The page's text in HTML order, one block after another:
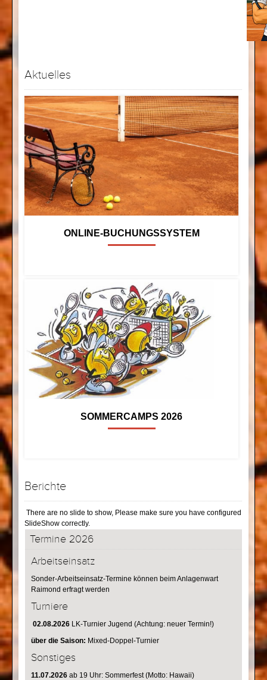
Aktuelles
ONLINE-BUCHUNGSSYSTEM
SOMMERCAMPS 2026
Berichte
There are no slide to show, Please make sure you have configured
SlideShow correctly.
Termine 2026
Arbeitseinsatz
Sonder-Arbeitseinsatz-Termine können beim Anlagenwart
Raimond erfragt werden
Turniere
02.08.2026 LK-Turnier Jugend (Achtung: neuer Termin!)
über die Saison: Mixed-Doppel-Turnier
Sonstiges
11.07.2026 ab 19 Uhr: Sommerfest (Motto: Hawaii)